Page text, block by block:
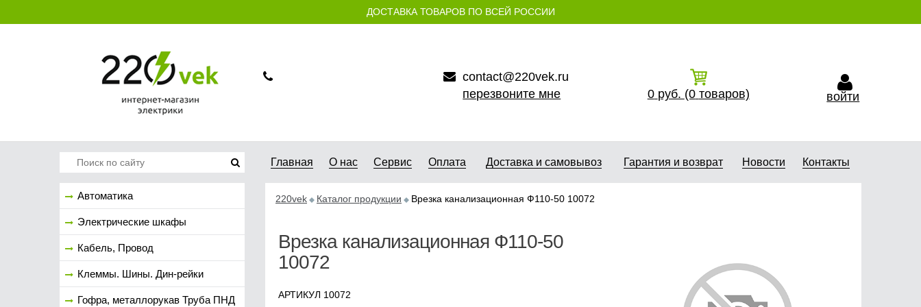
ДОСТАВКА ТОВАРОВ ПО ВСЕЙ РОССИИ
contact@220vek.ru
перезвоните мне
0 руб. (0 товаров) войти
Автоматика
Электрические шкафы
Кабель, Провод
Клеммы. Шины. Дин-рейки
Гофра, металлорукав Труба ПНД
Главная О нас Сервис Оплата Доставка и самовывоз Гарантия и возврат Новости Контакты
220vek Каталог продукции Врезка канализационная Ф110-50 10072
Врезка канализационная Ф110-50
10072
АРТИКУЛ 10072